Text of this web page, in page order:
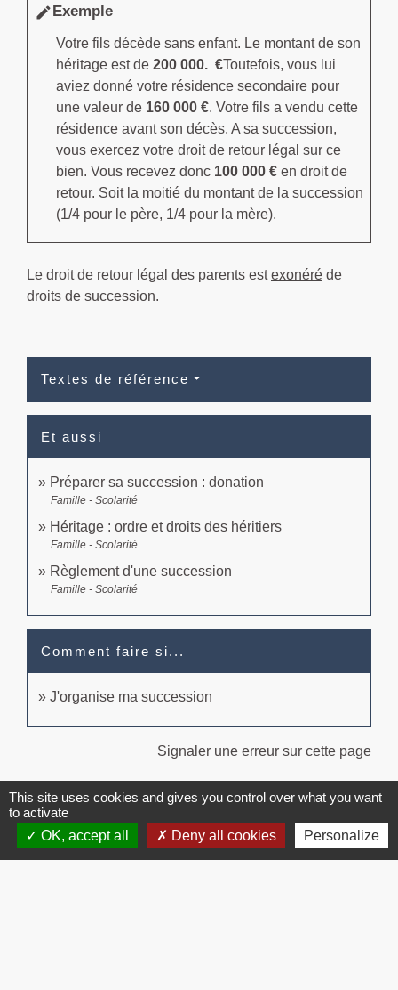
editExemple
Votre fils décède sans enfant. Le montant de son
héritage est de 200 000. €Toutefois, vous lui
aviez donné votre résidence secondaire pour
une valeur de 160 000 €. Votre fils a vendu cette
résidence avant son décès. A sa succession,
vous exercez votre droit de retour légal sur ce
bien. Vous recevez donc 100 000 € en droit de
retour. Soit la moitié du montant de la succession
(1/4 pour le père, 1/4 pour la mère).
Le droit de retour légal des parents estexonéré de
droits de succession.
Textes de référence
Et aussi
Préparer sa succession : donation
Famille - Scolarité
Héritage : ordre et droits des héritiers
Famille - Scolarité
Règlement d'une succession
Famille - Scolarité
Comment faire si...
J'organise ma succession
Signaler une erreur sur cette page
This site uses cookies and gives you control over what you want
to activate
OK, accept all
Deny all cookies Personalize